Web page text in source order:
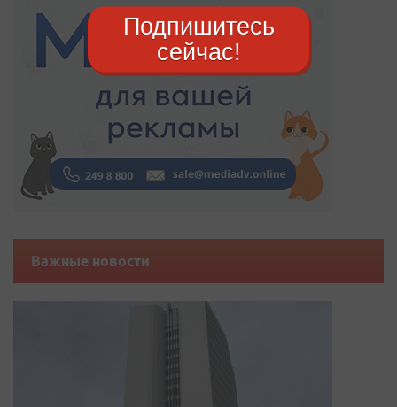
Важные новости
Подпишитесь
сейчас!